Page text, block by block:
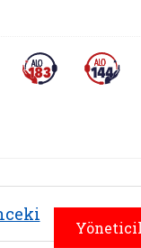
Sorulan Sorular
Alo 183 (yeni